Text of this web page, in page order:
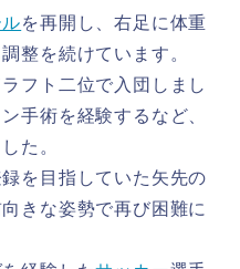
を再開し、右足に体重
整を続けています。
フト二位で入団しまし
手術を経験するなど、
た。
を目指していた矢先の
きな姿勢で再び困難に